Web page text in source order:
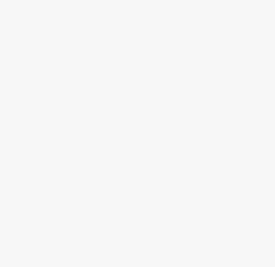
przykładem na to, że
dobrym pomysłem